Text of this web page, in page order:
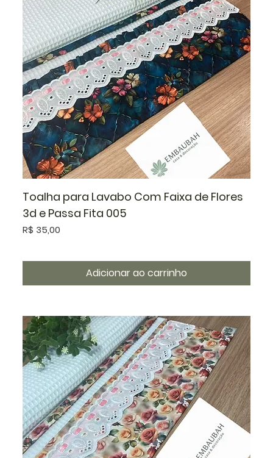
Toalha para Lavabo Com Faixa de Flores
3d e Passa Fita 005
Preço
R$ 35,00
Adicionar ao carrinho